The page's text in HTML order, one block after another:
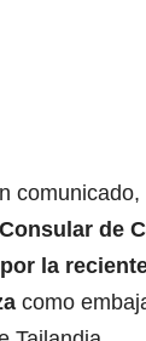
comunicado,
de
la
como